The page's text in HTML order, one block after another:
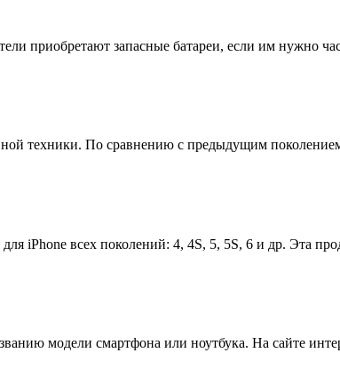
приобретают запасные батареи, если им нужно
техники. По сравнению с предыдущим
iPhone всех поколений: 4, 4S, 5, 5S, 6 и др. Эта
модели смартфона или ноутбука. На сайте